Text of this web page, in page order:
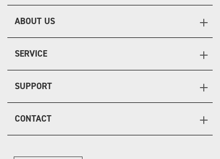
ABOUT US
SERVICE
SUPPORT
CONTACT